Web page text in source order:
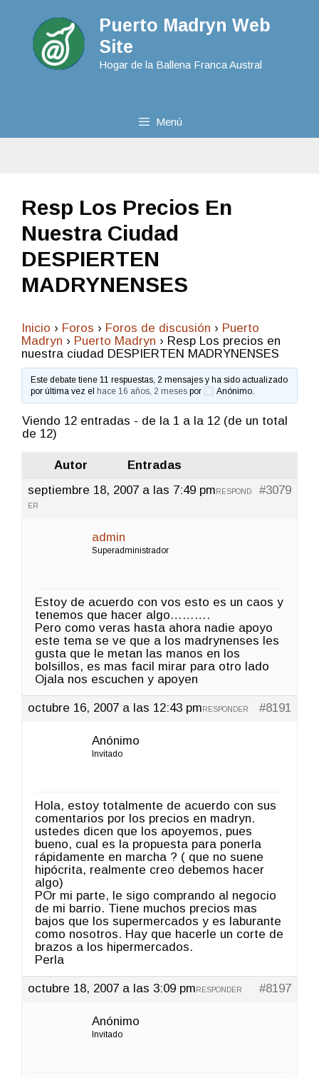
Puerto Madryn Web
Site
Hogar de la Ballena Franca Austral
Menú
Resp Los Precios En
Nuestra Ciudad
DESPIERTEN
MADRYNENSES
Inicio › Foros › Foros de discusión › Puerto
Madryn › Puerto Madryn › Resp Los precios en
nuestra ciudad DESPIERTEN MADRYNENSES
Este debate tiene 11 respuestas, 2 mensajes y ha sido actualizado
por última vez elhace 16 años, 2 meses por Anónimo
Viendo 12 entradas - de la 1 a la 12 (de un total
de 12)
Autor
Entradas
septiembre 18, 2007 a las 7:49 pm
#3079
RESPOND
ER
admin
Superadministrador
Estoy de acuerdo con vos esto es un caos y
tenemos que hacer algo……….
Pero como veras hasta ahora nadie apoyo
este tema se ve que a los madrynenses les
gusta que le metan las manos en los
bolsillos, es mas facil mirar para otro lado
Ojala nos escuchen y apoyen
octubre 16, 2007 a las 12:43 pm #8191
RESPONDER
Anónimo
Invitado
Hola, estoy totalmente de acuerdo con sus
comentarios por los precios en madryn.
ustedes dicen que los apoyemos, pues
bueno, cual es la propuesta para ponerla
rápidamente en marcha ? ( que no suene
hipócrita, realmente creo debemos hacer
algo)
POr mi parte, le sigo comprando al negocio
de mi barrio. Tiene muchos precios mas
bajos que los supermercados y es laburante
como nosotros. Hay que hacerle un corte de
brazos a los hipermercados.
Perla
octubre 18, 2007 a las 3:09 pm #8197
RESPONDER
Anónimo
Invitado